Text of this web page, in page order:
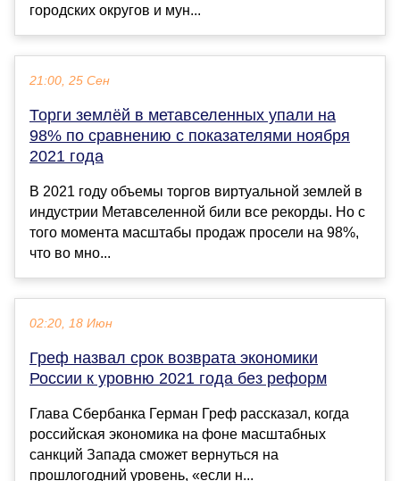
городских округов и мун...
21:00, 25 Сен
Торги землёй в метавселенных упали на
98% по сравнению с показателями ноября
2021 года
В 2021 году объемы торгов виртуальной землей в
индустрии Метавселенной били все рекорды. Но с
того момента масштабы продаж просели на 98%,
что во мно...
02:20, 18 Июн
Греф назвал срок возврата экономики
России к уровню 2021 года без реформ
Глава Сбербанка Герман Греф рассказал, когда
российская экономика на фоне масштабных
санкций Запада сможет вернуться на
прошлогодний уровень, «если н...